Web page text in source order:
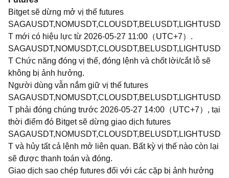
Bitget sẽ dừng mở vị thế futures
SAGAUSDT,NOMUSDT,CLOUSDT,BELUSDT,LIGHTUSD
T mới có hiệu lực từ 2026-05-27 11:00（UTC+7）.
SAGAUSDT,NOMUSDT,CLOUSDT,BELUSDT,LIGHTUSD
T Chức năng đóng vị thế, đóng lệnh và chốt lời/cắt lỗ sẽ
không bị ảnh hưởng.
Người dùng vẫn nắm giữ vị thế futures
SAGAUSDT,NOMUSDT,CLOUSDT,BELUSDT,LIGHTUSD
T phải đóng chúng trước 2026-05-27 14:00（UTC+7）, tại
thời điểm đó Bitget sẽ dừng giao dịch futures
SAGAUSDT,NOMUSDT,CLOUSDT,BELUSDT,LIGHTUSD
T và hủy tất cả lệnh mở liên quan. Bất kỳ vị thế nào còn lại
sẽ được thanh toán và đóng.
Giao dịch sao chép futures đối với các cặp bị ảnh hưởng